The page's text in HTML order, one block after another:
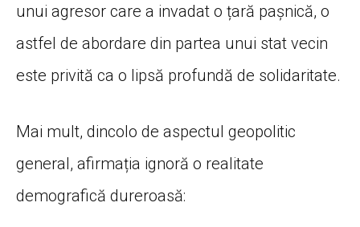
unui agresor care a invadat o țară pașnică, o
astfel de abordare din partea unui stat vecin
este privită ca o lipsă profundă de solidaritate.
Mai mult, dincolo de aspectul geopolitic
general, afirmația ignoră o realitate
demografică dureroasă: